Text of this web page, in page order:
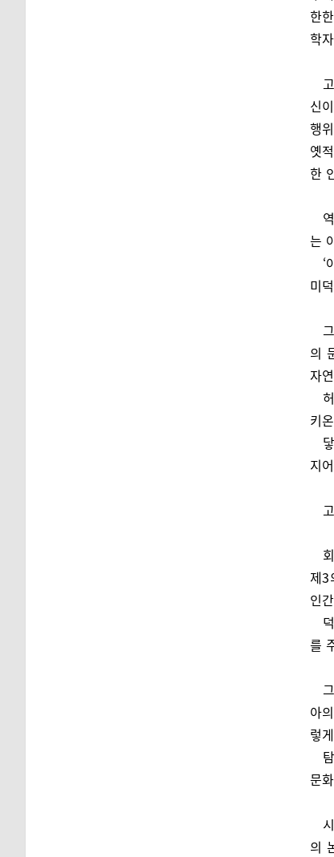
한
학
신
행
옛
한
는
‘
미
의
자
키
지
제3
인
를
아
렇
문
의